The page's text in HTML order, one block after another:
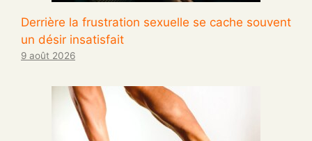
Derrière la frustration sexuelle se cache souvent
un désir insatisfait
9 août 2026